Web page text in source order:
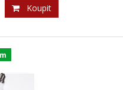
Koupit